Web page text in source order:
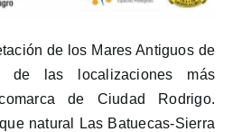
de los Mares Antiguos de
de las localizaciones más
de Ciudad Rodrigo.
natural Las Batuecas-Sierra